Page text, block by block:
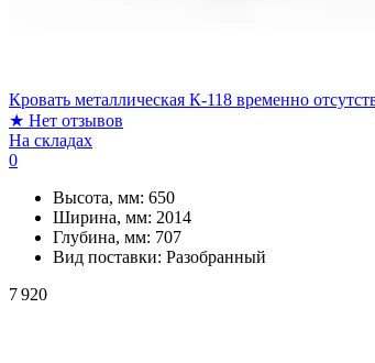
Кровать металлическая К-118 временно
★ Нет отзывов
На складах
0
Высота, мм: 650
Ширина, мм: 2014
Глубина, мм: 707
Вид поставки: Разобранный
7 920